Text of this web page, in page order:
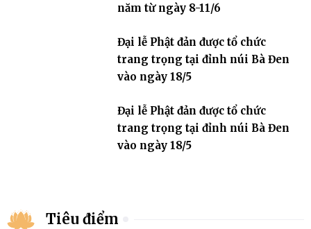
năm từ ngày 8-11/6
Đại lễ Phật đản được tổ chức
trang trọng tại đỉnh núi Bà Đen
vào ngày 18/5
Đại lễ Phật đản được tổ chức
trang trọng tại đỉnh núi Bà Đen
vào ngày 18/5
Tiêu điểm